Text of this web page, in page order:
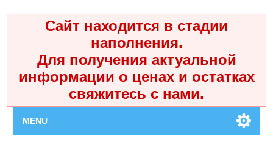
Сайт находится в стадии
наполнения.
Для получения актуальной
информации о ценах и остатках
свяжитесь с нами.
MENU